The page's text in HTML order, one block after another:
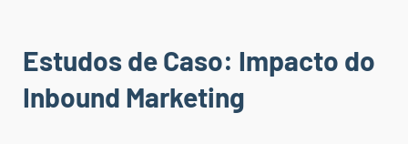
Estudos de Caso: Impacto do
Inbound Marketing